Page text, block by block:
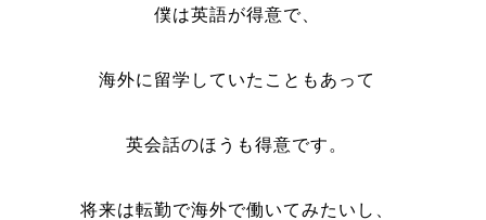
僕は英語が得意で、
海外に留学していたこともあって
英会話のほうも得意です。
将来は転勤で海外で働いてみたいし、